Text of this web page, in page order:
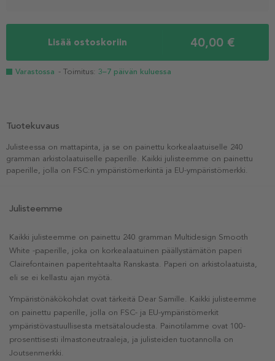
Lisää ostoskoriin 40,00 €
Varastossa - Toimitus: 3–7 päivän kuluessa
Tuotekuvaus
Julisteessa on mattapinta, ja se on painettu korkealaatuiselle 240
gramman arkistolaatuiselle paperille. Kaikki julisteemme on painettu
paperille, jolla on FSC:n ympäristömerkintä ja EU-ympäristömerkki.
Julisteemme
Kaikki julisteemme on painettu 240 gramman Multidesign Smooth
White -paperille, joka on korkealaatuinen päällystämätön paperi
Clairefontainen paperitehtaalta Ranskasta. Paperi on arkistolaatuista,
eli se ei kellastu ajan myötä.
Ympäristönäkökohdat ovat tärkeitä Dear Samille. Kaikki julisteemme
on painettu paperille, jolla on FSC- ja EU-ympäristömerkit
ympäristövastuullisesta metsätaloudesta. Painotilamme ovat 100-
prosenttisesti ilmastoneutraaleja, ja julisteiden tuotannolla on
Joutsenmerkki.